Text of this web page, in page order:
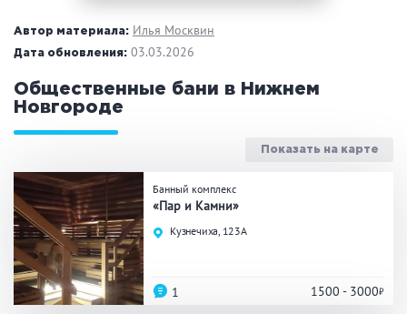
Русская баня
Финская сауна
Загородный отдых
Праздник/Корпоратив
Вместимость
Автор материала: Илья Москвин
Дата обновления: 03.03.2026
Общественные бани в Нижнем
Новгороде
Показать на карте
Банный комплекс
«Пар и Камни»
Кузнечиха, 123А
1500 - 3000
1